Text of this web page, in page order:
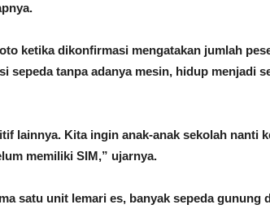
ketika dikonfirmasi mengatakan jumlah
sepeda tanpa adanya mesin, hidup menjadi
lainnya. Kita ingin anak-anak sekolah nanti
memiliki SIM,” ujarnya.
satu unit lemari es, banyak sepeda gunung